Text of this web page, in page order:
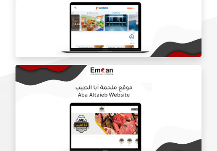
موقع ورق عنب ليلي
موقع شركه درع الباب